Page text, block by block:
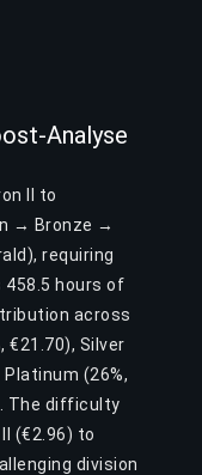
Analyse
II to
→ Bronze →
requiring
hours of
across
€21.70), Silver
Platinum (26%,
The difficulty
(€2.96) to
division